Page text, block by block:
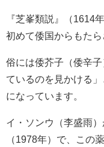
『芝峯類説』（1614
初めて倭国からもたら
俗には倭芥子（倭辛
ているのを見かける
になっています。
イ・ソンウ（李盛雨
（1978年）で、この